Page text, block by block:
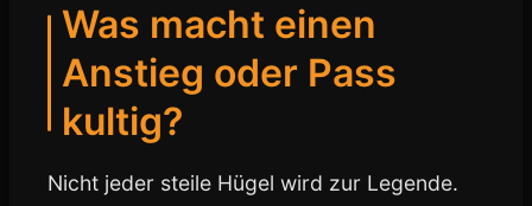
Was macht einen
Anstieg oder Pass
kultig?
Nicht jeder steile Hügel wird zur Legende.